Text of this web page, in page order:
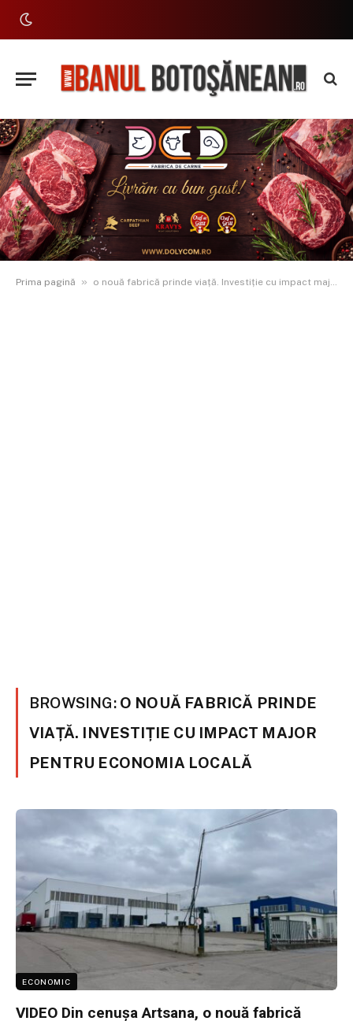
Prima pagină » o nouă fabrică prinde viață. Investiție cu impact major pentru economia locală
BROWSING: O NOUĂ FABRICĂ PRINDE
VIAȚĂ. INVESTIȚIE CU IMPACT MAJOR
PENTRU ECONOMIA LOCALĂ
ECONOMIC
VIDEO Din cenușa Artsana, o nouă fabrică